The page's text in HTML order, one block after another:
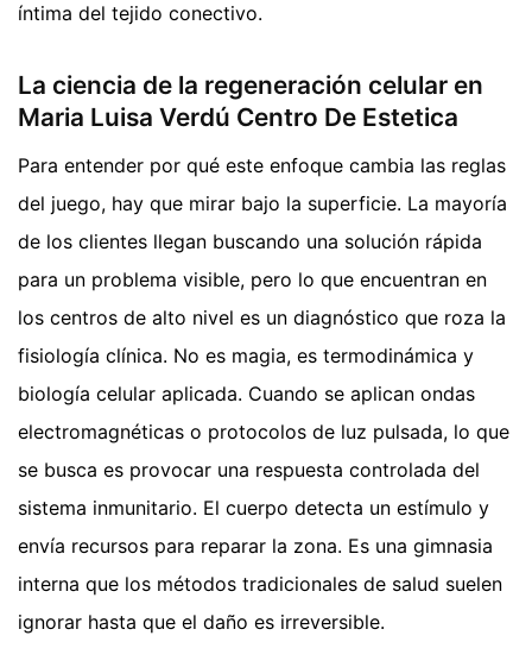
íntima del tejido conectivo.
La ciencia de la regeneración celular en
Maria Luisa Verdú Centro De Estetica
Para entender por qué este enfoque cambia las reglas
del juego, hay que mirar bajo la superficie. La mayoría
de los clientes llegan buscando una solución rápida
para un problema visible, pero lo que encuentran en
los centros de alto nivel es un diagnóstico que roza la
fisiología clínica. No es magia, es termodinámica y
biología celular aplicada. Cuando se aplican ondas
electromagnéticas o protocolos de luz pulsada, lo que
se busca es provocar una respuesta controlada del
sistema inmunitario. El cuerpo detecta un estímulo y
envía recursos para reparar la zona. Es una gimnasia
interna que los métodos tradicionales de salud suelen
ignorar hasta que el daño es irreversible.